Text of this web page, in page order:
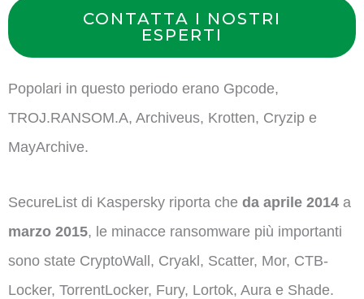
CONTATTA I NOSTRI
ESPERTI
Popolari in questo periodo erano Gpcode,
TROJ.RANSOM.A, Archiveus, Krotten, Cryzip e
MayArchive.
SecureList di Kaspersky riporta che da aprile 2014 a
marzo 2015, le minacce ransomware più importanti
sono state CryptoWall, Cryakl, Scatter, Mor, CTB-
Locker, TorrentLocker, Fury, Lortok, Aura e Shade.